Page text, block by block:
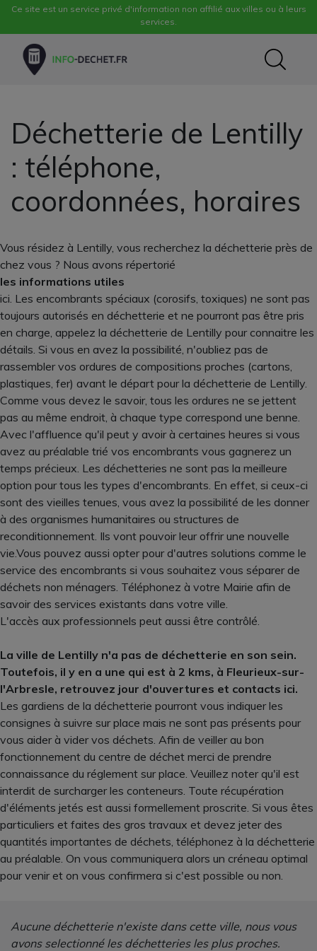
Ce site est un service privé d'information non affilié aux villes ou à leurs
services.
Déchetterie de Lentilly
: téléphone,
coordonnées, horaires
Vous résidez à Lentilly, vous recherchez la déchetterie près de
chez vous ? Nous avons répertorié
les informations utiles
ici. Les encombrants spéciaux (corosifs, toxiques) ne sont pas
toujours autorisés en déchetterie et ne pourront pas être pris
en charge, appelez la déchetterie de Lentilly pour connaitre les
détails. Si vous en avez la possibilité, n'oubliez pas de
rassembler vos ordures de compositions proches (cartons,
plastiques, fer) avant le départ pour la déchetterie de Lentilly.
Comme vous devez le savoir, tous les ordures ne se jettent
pas au même endroit, à chaque type correspond une benne.
Avec l'affluence qu'il peut y avoir à certaines heures si vous
avez au préalable trié vos encombrants vous gagnerez un
temps précieux. Les déchetteries ne sont pas la meilleure
option pour tous les types d'encombrants. En effet, si ceux-ci
sont des vieilles tenues, vous avez la possibilité de les donner
à des organismes humanitaires ou structures de
reconditionnement. Ils vont pouvoir leur offrir une nouvelle
vie.Vous pouvez aussi opter pour d'autres solutions comme le
service des encombrants si vous souhaitez vous séparer de
déchets non ménagers. Téléphonez à votre Mairie afin de
savoir des services existants dans votre ville.
L'accès aux professionnels peut aussi être contrôlé.
La ville de Lentilly n'a pas de déchetterie en son sein.
Toutefois, il y en a une qui est à 2 kms, à Fleurieux-sur-
l'Arbresle, retrouvez jour d'ouvertures et contacts ici.
Les gardiens de la déchetterie pourront vous indiquer les
consignes à suivre sur place mais ne sont pas présents pour
vous aider à vider vos déchets. Afin de veiller au bon
fonctionnement du centre de déchet merci de prendre
connaissance du réglement sur place. Veuillez noter qu'il est
interdit de surcharger les conteneurs. Toute récupération
d'éléments jetés est aussi formellement proscrite. Si vous êtes
particuliers et faites des gros travaux et devez jeter des
quantités importantes de déchets, téléphonez à la déchetterie
au préalable. On vous communiquera alors un créneau optimal
pour venir et on vous confirmera si c'est possible ou non.
Aucune déchetterie n'existe dans cette ville, nous vous
avons selectionné les déchetteries les plus proches.